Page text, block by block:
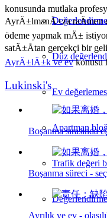
Düz
Ev
Apartman
Trafik değeri
konusunda mutlaka
AyrÄ±lmanÄ±za raÄmen
ödeme yapmak mÄ±
satÄ±Åtan gerçekçi bir
AyrÄ±lÄ±k ve evkonusu
Lukinski's
Boşanma sırasında
Boşanma süreci -
Ayrılık ve ev -